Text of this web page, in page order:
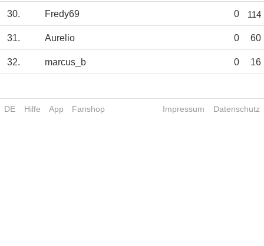
30. Fredy69 0 114
31. Aurelio 0 60
32. marcus_b 0 16
DE Hilfe App Fanshop Impressum Datenschutz